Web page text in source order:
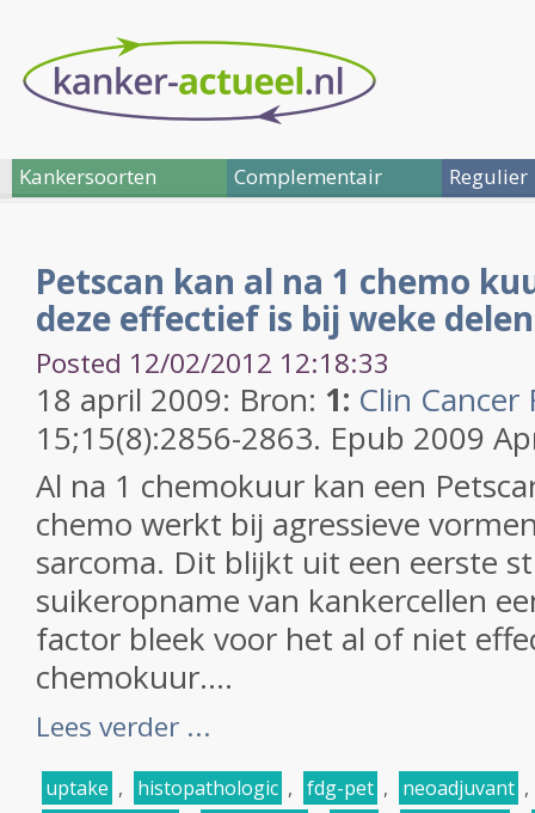
Kankersoorten Complementair Regulier
Petscan kan al na 1 chemo
deze effectief is bij weke
Posted 12/02/2012 12:18:33
18 april 2009: Bron: 1: Clin Cancer
15;15(8):2856-2863. Epub 2009
Al na 1 chemokuur kan een
chemo werkt bij agressieve
sarcoma. Dit blijkt uit een eerste
suikeropname van kankercellen
factor bleek voor het al of niet
chemokuur....
Lees verder ...
uptake , histopathologic , fdg-pet , neoadjuvant ,